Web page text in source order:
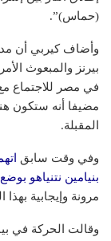
(حماس)”.
وأضاف كيربي أن
بيرنز والمبعوث
في مصر للاجتماع
مضيفا أنه ستكون
المقبلة.
وفي وقت سابق
بنيامين نتنياهو
مرونة وإيجابية بهذا
وقالت الحركة في